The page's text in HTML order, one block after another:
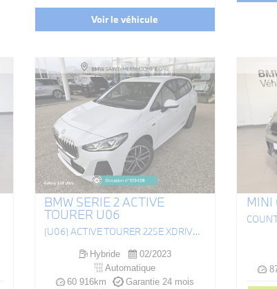
Voir le véhicule
BMW SERIE 2 ACTIVE
TOURER U06
(U06) ACTIVE TOURER 225E XDRIVE 245CH M SPORT DKG7
Hybride
02/2023
Automatique
60 916km
Garantie 24 mois
MINI